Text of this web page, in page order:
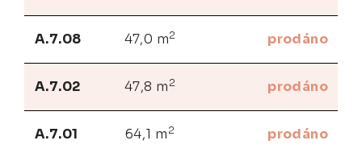
A.7.08 47,0 m2 prodáno
A.7.02 47,8 m 2 prodáno
A.7.01 64,1 m 2 prodáno